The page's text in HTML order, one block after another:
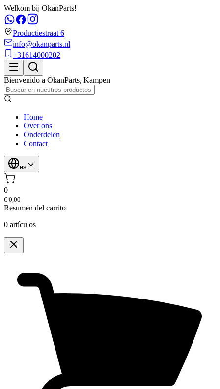
Welkom bij OkanParts!
Productiestraat 6
info@okanparts.nl
+31614000202
Bienvenido a OkanParts, Kampen
Home
Over ons
Onderdelen
Contact
es
0
€ 0,00
Resumen del carrito
0 artículos